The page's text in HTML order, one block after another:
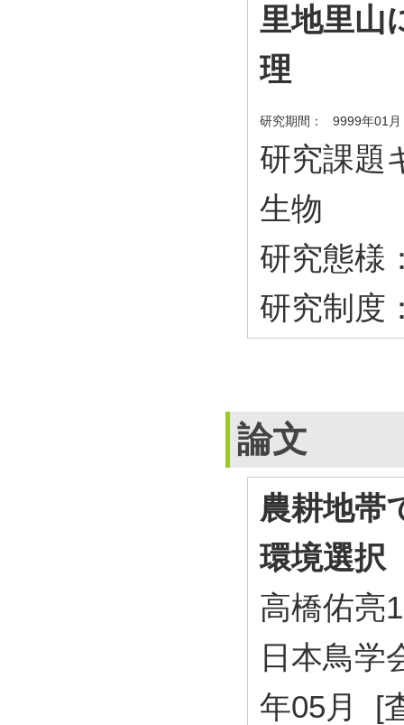
里地里山
理
研究期間： 9999年01月
研究課題
生物
研究態様
研究制度
論文
農耕地帯
環境選択
高橋佑
日本鳥
年05月 [